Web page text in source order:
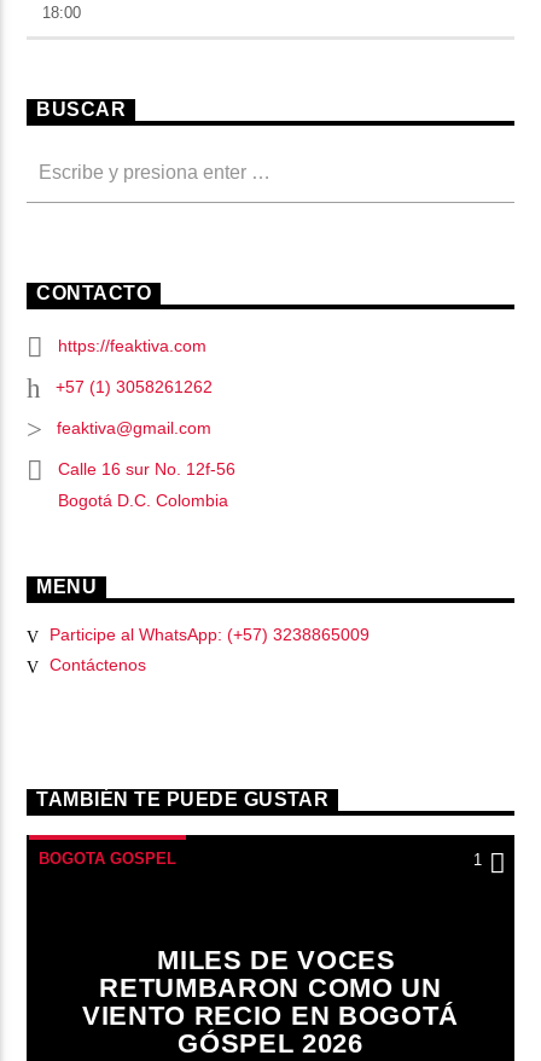
18:00
BUSCAR
CONTACTO
https://feaktiva.com
+57 (1) 3058261262
feaktiva@gmail.com
Calle 16 sur No. 12f-56
Bogotá D.C. Colombia
MENU
Participe al WhatsApp: (+57) 3238865009
Contáctenos
TAMBIÉN TE PUEDE GUSTAR
BOGOTA GOSPEL 1
MILES DE VOCES
RETUMBARON COMO UN
VIENTO RECIO EN BOGOTÁ
GÓSPEL 2026